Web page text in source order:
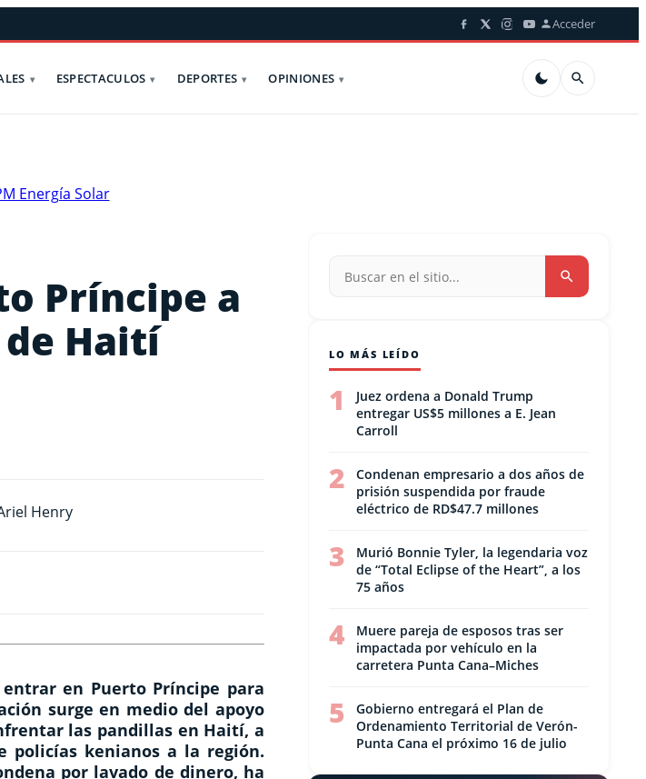
Acceder
ESPECTACULOS DEPORTES OPINIONES
Príncipe a
Haití
en Puerto Príncipe para
surge en medio del apoyo
las pandillas en Haití, a
policías kenianos a la región.
por lavado de dinero, ha
LO MÁS LEÍDO
1
Juez ordena a Donald Trump
entregar US$5 millones a E. Jean
Carroll
2
Condenan empresario a dos años de
prisión suspendida por fraude
eléctrico de RD$47.7 millones
3
Murió Bonnie Tyler, la legendaria voz
de “Total Eclipse of the Heart”, a los
75 años
4
Muere pareja de esposos tras ser
impactada por vehículo en la
carretera Punta Cana–Miches
5
Gobierno entregará el Plan de
Ordenamiento Territorial de Verón-
Punta Cana el próximo 16 de julio